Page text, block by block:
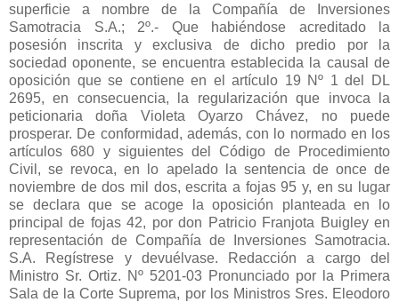
superficie a nombre de la Compañía de Inversiones
Samotracia S.A.; 2º.- Que habiéndose acreditado la
posesión inscrita y exclusiva de dicho predio por la
sociedad oponente, se encuentra establecida la causal de
oposición que se contiene en el artículo 19 Nº 1 del DL
2695, en consecuencia, la regularización que invoca la
peticionaria doña Violeta Oyarzo Chávez, no puede
prosperar. De conformidad, además, con lo normado en los
artículos 680 y siguientes del Código de Procedimiento
Civil, se revoca, en lo apelado la sentencia de once de
noviembre de dos mil dos, escrita a fojas 95 y, en su lugar
se declara que se acoge la oposición planteada en lo
principal de fojas 42, por don Patricio Franjota Buigley en
representación de Compañía de Inversiones Samotracia.
S.A. Regístrese y devuélvase. Redacción a cargo del
Ministro Sr. Ortiz. Nº 5201-03 Pronunciado por la Primera
Sala de la Corte Suprema, por los Ministros Sres. Eleodoro